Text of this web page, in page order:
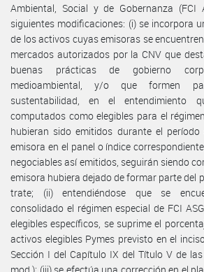
Ambiental, Social y de Gobernanza (FCI
siguientes modificaciones: (i) se incorpora
de los activos cuyas emisoras se
mercados autorizados por la CNV que
buenas prácticas de gobierno
medioambiental, y/o que formen
sustentabilidad, en el entendimiento
computados como elegibles para el
hubieran sido emitidos durante el
emisora en el panel o índice
negociables así emitidos, seguirán siendo
emisora hubiera dejado de formar parte del
trate; (ii) entendiéndose que se
consolidado el régimen especial de FCI
elegibles específicos, se suprime el
activos elegibles Pymes previsto en el
Sección I del Capítulo IX del Título V de
mod.); (iii) se efectúa una corrección en el